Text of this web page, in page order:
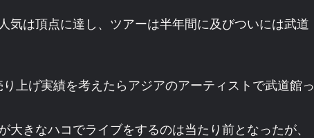
気は頂点に達し、ツアーは半年間に及びついには武道
上げ実績を考えたらアジアのアーティストで武道館っ
きなハコでライブをするのは当たり前となったが、